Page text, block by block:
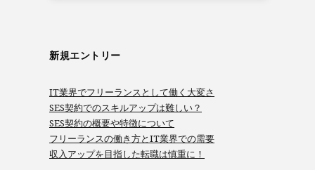
新規エントリー
IT業界でフリーランスとして働く大変さ
SES契約でのスキルアップは難しい？
SES契約の概要や特徴について
フリーランスの働き方とIT業界での需要
収入アップを目指した転職は慎重に！